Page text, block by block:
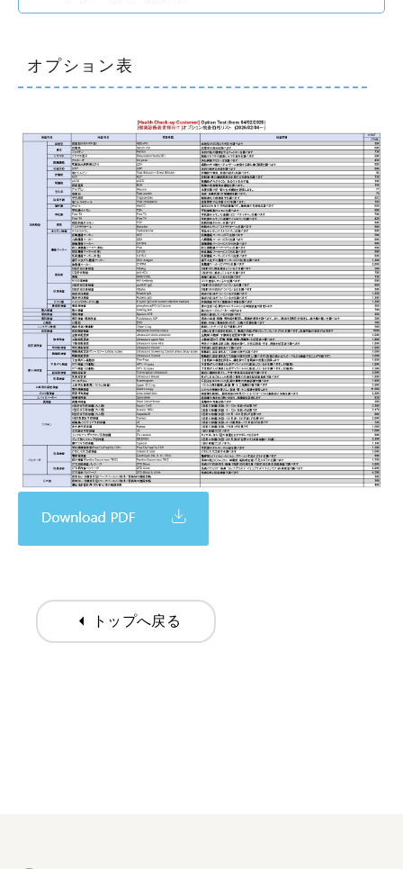
オプション表
arrow_left トップへ戻る